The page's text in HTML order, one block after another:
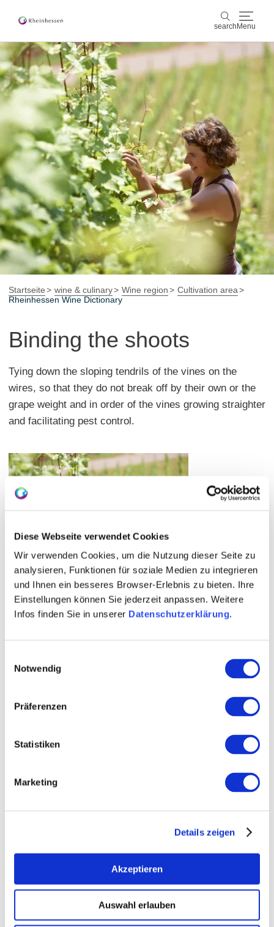
Diese Webseite verwendet Cookies
Wir verwenden Cookies, um die Nutzung dieser Seite zu
analysieren, Funktionen für soziale Medien zu integrieren
und Ihnen ein besseres Browser-Erlebnis zu bieten. Ihre
Einstellungen können Sie jederzeit anpassen. Weitere
Infos finden Sie in unserer Datenschutzerklärung.
Notwendig
Präferenzen
Statistiken
Marketing
Details zeigen
Akzeptieren
Auswahl erlauben
search Menu
wine & culinary
sports & nature
culture & cities
events
booking & service
ShopRheinhessen-Blog map
Startseite wine & culinary Wine region
Cultivation area
Rheinhessen Wine Dictionary
Binding the shoots
Tying down the sloping tendrils of the vines on the
wires, so that they do not break off by their own or the
grape weight and in order of the vines growing straighter
and facilitating pest control.
Contact
Contact details: